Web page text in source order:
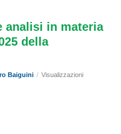
analisi in materia
della
Baiguini / Visualizzazioni